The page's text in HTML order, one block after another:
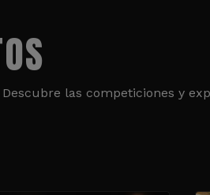
las competiciones y